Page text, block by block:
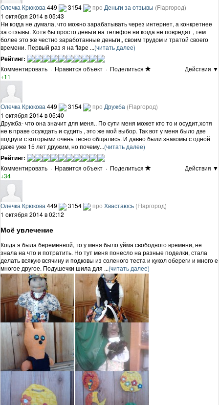
Олечка Крюкова 449 3154 про Деньги за отзывы (Flapгород)
1 октября 2014 в 05:43
Ни когда не думала, что можно зарабатывать через интернет, а конкретнее
за отзывы. Хотя бы просто деньги на телефон ни когда не повредят , тем
более это же честно заработанные деньги,, своим трудом и тратой своего
времени. Первый раз я на flapе ...(читать далее)
Рейтинг:
Комментировать · Нравится объект · Поделиться
Действия ▼
+11
Олечка Крюкова 449 3154 про Дружба (Flapгород)
1 октября 2014 в 05:40
Дружба- что она значит для меня.. По сути меня может кто то и осудит,хотя
не в праве осуждать и судить , это же мой выбор. Так вот у меня было две
подруги с которыми очень тесно общались. И давно были знакомы с одной
даже уже 15 лет дружим, но почему...(читать далее)
Рейтинг:
Комментировать · Нравится объект · Поделиться
Действия ▼
+34
Олечка Крюкова 449 3154 про Хвастаюсь (Flapгород)
1 октября 2014 в 02:12
Моё увлечение
Когда я была беременной, то у меня было уйма свободного времени, не
знала на что и потратить. Но тут меня понесло на разные поделки, стала
делать всякую всячину и подковы из соленого теста и кукол обереги и много е
многое другое. Подушечки шила для ...(читать далее)